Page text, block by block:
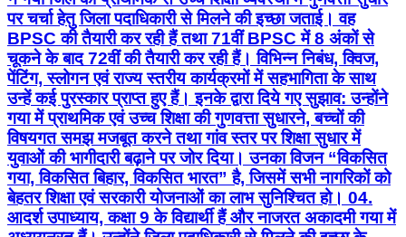
पर चर्चा हेतु जिला पदाधिकारी से मिलने की इच्छा जताई। वह
BPSC की तैयारी कर रही हैं तथा 71वीं BPSC में 8 अंकों से
चूकने के बाद 72वीं की तैयारी कर रही हैं। विभिन्न निबंध, क्विज,
पेंटिंग, स्लोगन एवं राज्य स्तरीय कार्यक्रमों में सहभागिता के साथ
उन्हें कई पुरस्कार प्राप्त हुए हैं। इनके द्वारा दिये गए सुझाव: उन्होंने
गया में प्राथमिक एवं उच्च शिक्षा की गुणवत्ता सुधारने, बच्चों की
विषयगत समझ मजबूत करने तथा गांव स्तर पर शिक्षा सुधार में
युवाओं की भागीदारी बढ़ाने पर जोर दिया। उनका विजन “विकसित
गया, विकसित बिहार, विकसित भारत” है, जिसमें सभी नागरिकों को
बेहतर शिक्षा एवं सरकारी योजनाओं का लाभ सुनिश्चित हो। 04.
आदर्श उपाध्याय, कक्षा 9 के विद्यार्थी हैं और नाजरत अकादमी गया में